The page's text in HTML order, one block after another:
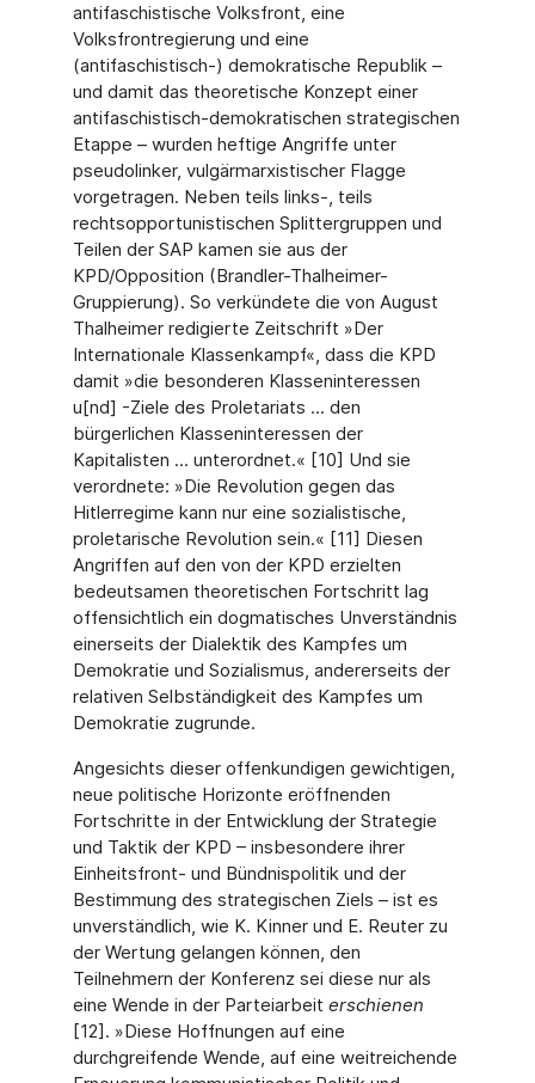
antifaschistische Volksfront, eine
Volksfrontregierung und eine
(antifaschistisch-) demokratische Republik –
und damit das theoretische Konzept einer
antifaschistisch-demokratischen strategischen
Etappe – wurden heftige Angriffe unter
pseudolinker, vulgärmarxistischer Flagge
vorgetragen. Neben teils links-, teils
rechtsopportunistischen Splittergruppen und
Teilen der SAP kamen sie aus der
KPD/Opposition (Brandler-Thalheimer-
Gruppierung). So verkündete die von August
Thalheimer redigierte Zeitschrift »Der
Internationale Klassenkampf«, dass die KPD
damit »die besonderen Klasseninteressen
u[nd] -Ziele des Proletariats ... den
bürgerlichen Klasseninteressen der
Kapitalisten ... unterordnet.« [10] Und sie
verordnete: »Die Revolution gegen das
Hitlerregime kann nur eine sozialistische,
proletarische Revolution sein.« [11] Diesen
Angriffen auf den von der KPD erzielten
bedeutsamen theoretischen Fortschritt lag
offensichtlich ein dogmatisches Unverständnis
einerseits der Dialektik des Kampfes um
Demokratie und Sozialismus, andererseits der
relativen Selbständigkeit des Kampfes um
Demokratie zugrunde.
Angesichts dieser offenkundigen gewichtigen,
neue politische Horizonte eröffnenden
Fortschritte in der Entwicklung der Strategie
und Taktik der KPD – insbesondere ihrer
Einheitsfront- und Bündnispolitik und der
Bestimmung des strategischen Ziels – ist es
unverständlich, wie K. Kinner und E. Reuter zu
der Wertung gelangen können, den
Teilnehmern der Konferenz sei diese nur als
eine Wende in der Parteiarbeit erschienen
[12]. »Diese Hoffnungen auf eine
durchgreifende Wende, auf eine weitreichende